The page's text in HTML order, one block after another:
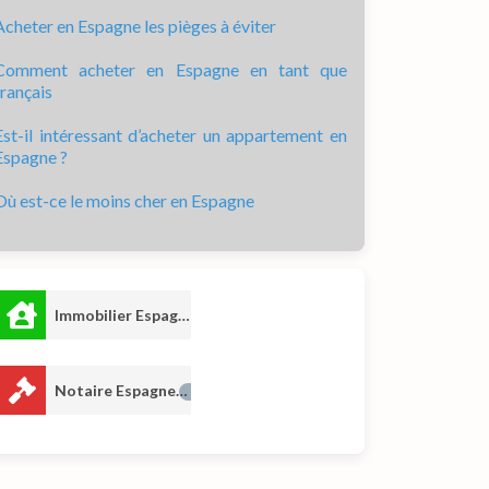
en Espagne les pièges à éviter
acheter en Espagne en tant que
il intéressant d’acheter un appartement en
?
est-ce le moins cher en Espagne
Immobilier Espagne
Notaire Espagne